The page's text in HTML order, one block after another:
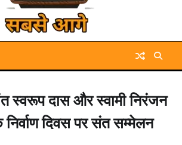
स्वरूप दास और स्वामी निरंजन
दिवस पर संत सम्मेलन